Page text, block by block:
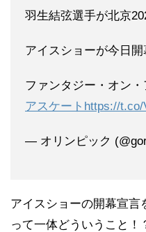
羽生結弦選手が北京
アイスショーが今日開
ファンタジー・オン
アスケート https://t.co/
— オリンピック
アイスショーの開幕宣言
って一体どういうこと！